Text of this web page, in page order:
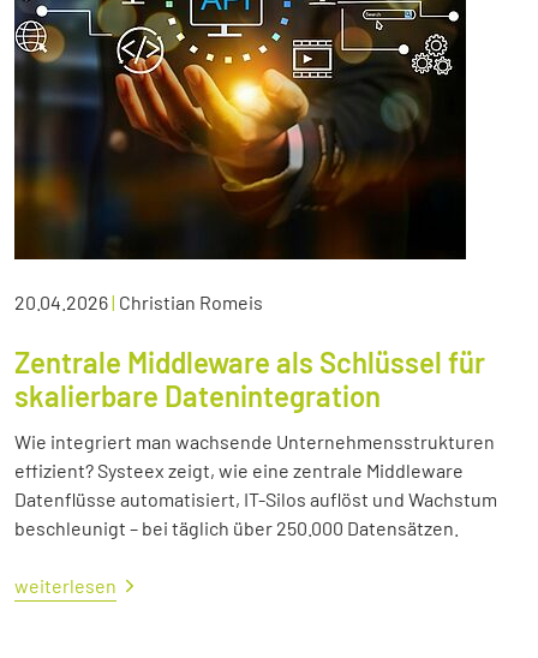
20.04.2026| Christian Romeis
Zentrale Middleware als Schlüssel für
skalierbare Datenintegration
Wie integriert man wachsende Unternehmensstrukturen
effizient? Systeex zeigt, wie eine zentrale Middleware
Datenflüsse automatisiert, IT-Silos auflöst und Wachstum
beschleunigt – bei täglich über 250.000 Datensätzen.
weiterlesen